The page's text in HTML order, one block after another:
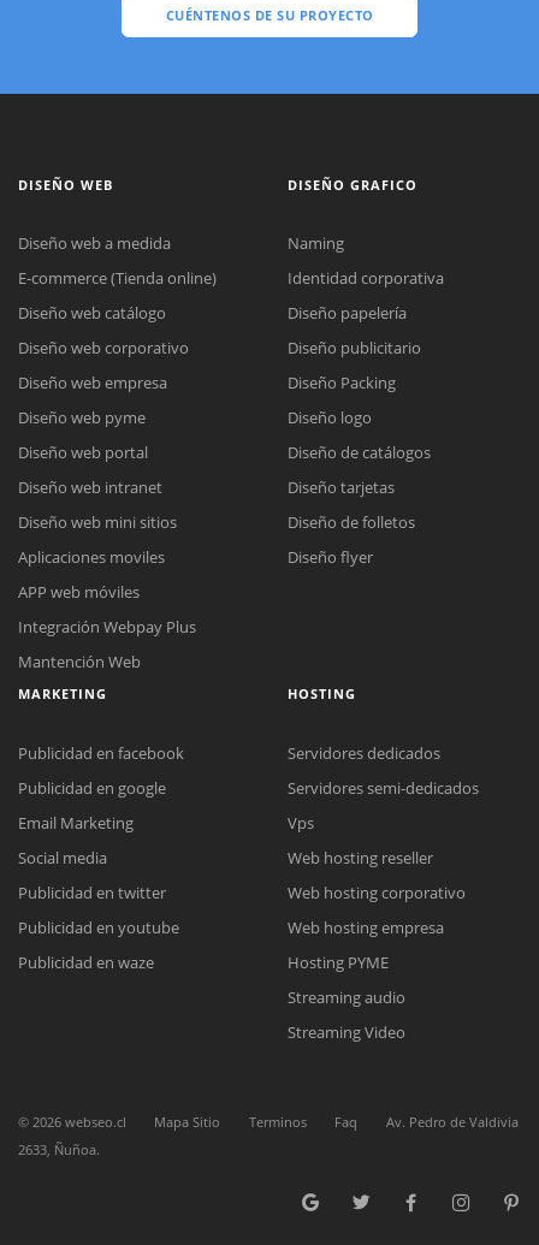
CUÉNTENOS DE SU PROYECTO
Reunión online
Nuestros ejecutivos le enviarán un correo electrónico con el enlace a
Cotización
Complete el formulario y nos contactaremos a la brevedad.
Chat Online
Todos nuestros ejecutivos están fuera de línea. Complete el formulario
para enviarnos un correo electrónico con sus datos personales.
DISEÑO WEB
Diseño web a medida
E-commerce (Tienda online)
Diseño web catálogo
Diseño web corporativo
Diseño web empresa
Diseño web pyme
Diseño web portal
Diseño web intranet
Diseño web mini sitios
Aplicaciones moviles
APP web móviles
Integración Webpay Plus
Mantención Web
DISEÑO GRAFICO
Naming
Identidad corporativa
Diseño papelería
Diseño publicitario
Diseño Packing
Diseño logo
Diseño de catálogos
Diseño tarjetas
Diseño de folletos
Diseño flyer
MARKETING
Publicidad en facebook
Publicidad en google
Email Marketing
Social media
Publicidad en twitter
Publicidad en youtube
Publicidad en waze
HOSTING
Servidores dedicados
Servidores semi-dedicados
Vps
Web hosting reseller
Web hosting corporativo
Web hosting empresa
Hosting PYME
Streaming audio
Streaming Video
© 2026 webseo.cl Mapa Sitio Terminos Faq
Av. Pedro de Valdivia
2633, Ñuñoa.